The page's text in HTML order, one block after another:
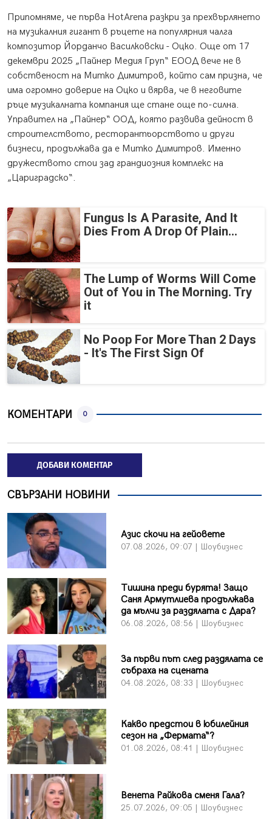
Припомняме, че първа HotArena разкри за прехвърлянето
на музикалния гигант в ръцете на популярния чалга
композитор Йорданчо Василковски - Оцко. Още от 17
декември 2025 „Пайнер Медия Груп“ ЕООД вече не в
собственост на Митко Димитров, който сам призна, че
има огромно доверие на Оцко и вярва, че в неговите
ръце музикалната компания ще стане още по-силна.
Управител на „Пайнер“ ООД, която развива дейност в
строителството, ресторантьорството и други
бизнеси, продължава да е Митко Димитров. Именно
дружеството стои зад грандиозния комплекс на
„Цариградско“.
Fungus Is A Parasite, And It
Dies From A Drop Of Plain...
The Lump of Worms Will Come
Out of You in The Morning. Try
it
No Poop For More Than 2 Days
- It's The First Sign Of
КОМЕНТАРИ 0
ДОБАВИ КОМЕНТАР
СВЪРЗАНИ НОВИНИ
Азис скочи на гейовете
07.08.2026, 09:07 | Шоубизнес
Тишина преди бурята! Защо
Саня Армутлиева продължава
да мълчи за раздялата с Дара?
06.08.2026, 08:56 | Шоубизнес
За първи път след раздялата се
събраха на сцената
04.08.2026, 08:33 | Шоубизнес
Какво предстои в юбилейния
сезон на „Фермата“?
01.08.2026, 08:41 | Шоубизнес
Венета Райкова сменя Гала?
25.07.2026, 09:05 | Шоубизнес